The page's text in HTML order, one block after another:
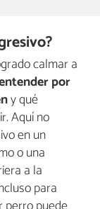
calmar a
por
y qué
Aquí no
en un
o una
a la
para